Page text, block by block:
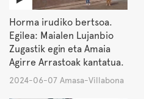
Horma irudiko bertsoa.
Egilea: Maialen Lujanbio
Zugastik egin eta Amaia
Agirre Arrastoak kantatua.
2024-06-07 Amasa-Villabona